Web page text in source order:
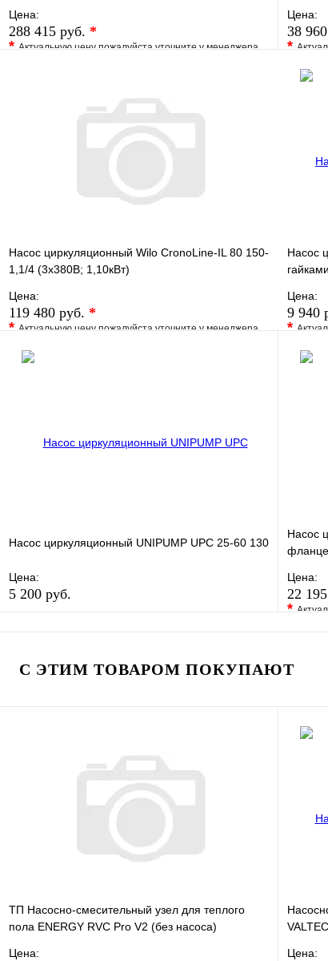
Цена:
288 415 руб. *
*Актуальную цену пожалуйста уточните у менеджера
В корзину
Цена:
38
*
В
Насос циркуляционный Wilo CronoLine-IL 80 150-
1,1/4 (3х380В; 1,10кВт)
Цена:
119 480 руб. *
*Актуальную цену пожалуйста уточните у менеджера
В избранное
Насос
гайками
Цена:
9 940
*
В
Насос циркуляционный UNIPUMP UPC 25-60 130
Цена:
5 200 руб.
Насос
Цена:
22
*
В
С ЭТИМ ТОВАРОМ ПОКУПАЮТ
ТП Насосно-смесительный узел для теплого
пола ENERGY RVC Pro V2 (без насоса)
Цена: Цена: